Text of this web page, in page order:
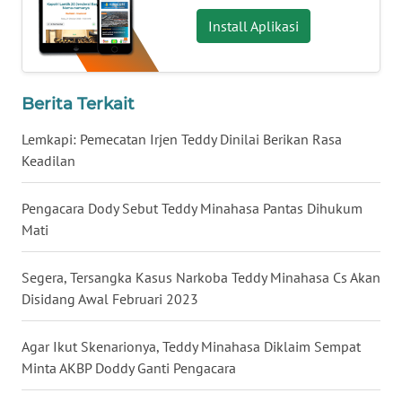
Install Aplikasi
Berita Terkait
Lemkapi: Pemecatan Irjen Teddy Dinilai Berikan Rasa
Keadilan
Pengacara Dody Sebut Teddy Minahasa Pantas Dihukum
Mati
Segera, Tersangka Kasus Narkoba Teddy Minahasa Cs Akan
Disidang Awal Februari 2023
Agar Ikut Skenarionya, Teddy Minahasa Diklaim Sempat
Minta AKBP Doddy Ganti Pengacara
WN
BABEL
WN
SUMBAR
WN
LAMPUNG
JATENG